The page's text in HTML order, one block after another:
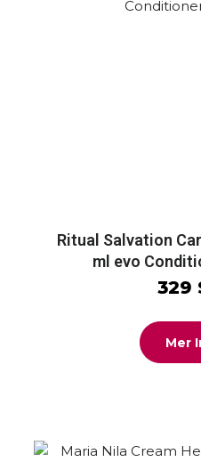
Ritual Salvation
ml evo
329
Mer